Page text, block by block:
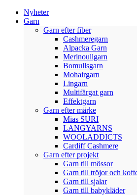
Nyheter
Garn
Garn efter fiber
Cashmeregarn
Alpacka Garn
Merinoullgarn
Bomullsgarn
Mohairgarn
Lingarn
Multifärgat garn
Effektgarn
Garn efter märke
Mias SURI
LANGYARNS
WOOLADDICTS
Cardiff Cashmere
Garn efter projekt
Garn till mössor
Garn till tröjor och
Garn till sjalar
Garn till babykläder